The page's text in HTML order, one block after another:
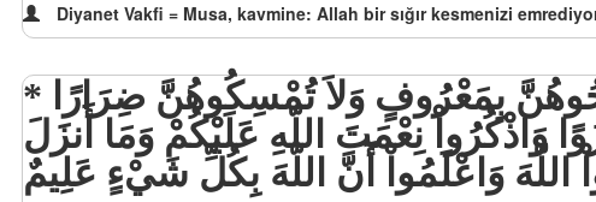
Diyanet Vakfi = Musa, kavmine: Allah bir sığır kesmenizi
وَاذْكُرُواْ نِعْمَتَ اللّهِ عَلَيْكُمْ وَمَا أَنزَلَ
وَاعْلَمُواْ أَنَّ اللّهَ بِكُلِّ شَيْءٍ عَلِيمٌ